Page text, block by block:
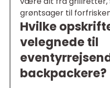
grøntsager til
Hvilke
velegnede til
backpackere?